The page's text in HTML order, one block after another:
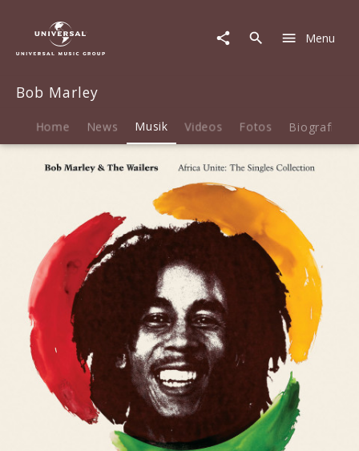
Musik
Africa
The
Collection
Menu
Bob Marley
Home News Musik Videos Fotos Biografie